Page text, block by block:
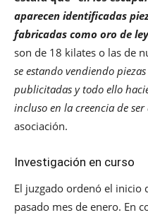
aparecen identificadas
fabricadas como oro de ley
son de 18 kilates o las de
se estando vendiendo
publicitadas y todo ello
incluso en la creencia de ser
asociación.
Investigación en curso
El juzgado ordenó el inicio
pasado mes de enero. En